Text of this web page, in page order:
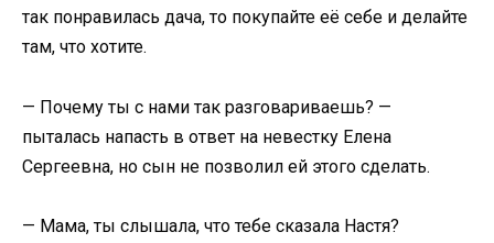
так понравилась дача, то покупайте её себе и делайте
там, что хотите.
— Почему ты с нами так разговариваешь? —
пыталась напасть в ответ на невестку Елена
Сергеевна, но сын не позволил ей этого сделать.
— Мама, ты слышала, что тебе сказала Настя?